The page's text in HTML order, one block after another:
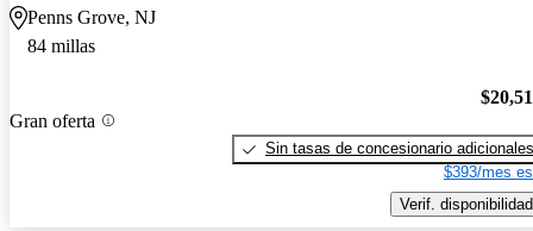
Penns Grove, NJ
84 millas
Gran oferta
Sin tasas de concesionario adicionales
$393/mes
Verif. disponibilidad